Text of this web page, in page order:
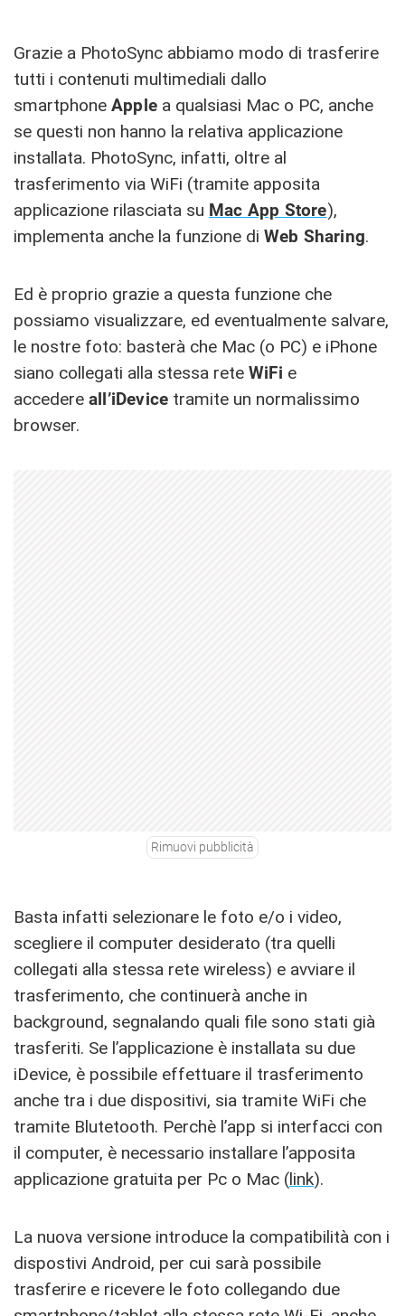
Grazie a PhotoSync abbiamo modo di trasferire
tutti i contenuti multimediali dallo
smartphone Apple a qualsiasi Mac o PC, anche
se questi non hanno la relativa applicazione
installata. PhotoSync, infatti, oltre al
trasferimento via WiFi (tramite apposita
applicazione rilasciata su Mac App Store),
implementa anche la funzione di Web Sharing.
Ed è proprio grazie a questa funzione che
possiamo visualizzare, ed eventualmente salvare,
le nostre foto: basterà che Mac (o PC) e iPhone
siano collegati alla stessa rete WiFi e
accedere all’iDevice tramite un normalissimo
browser.
Rimuovi pubblicità
Basta infatti selezionare le foto e/o i video,
scegliere il computer desiderato (tra quelli
collegati alla stessa rete wireless) e avviare il
trasferimento, che continuerà anche in
background, segnalando quali file sono stati già
trasferiti. Se l’applicazione è installata su due
iDevice, è possibile effettuare il trasferimento
anche tra i due dispositivi, sia tramite WiFi che
tramite Blutetooth. Perchè l’app si interfacci con
il computer, è necessario installare l’apposita
applicazione gratuita per Pc o Mac (link).
La nuova versione introduce la compatibilità con i
dispostivi Android, per cui sarà possibile
trasferire e ricevere le foto collegando due